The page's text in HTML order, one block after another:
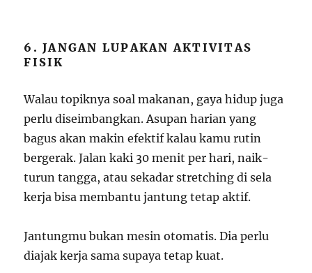
6. JANGAN LUPAKAN AKTIVITAS
FISIK
Walau topiknya soal makanan, gaya hidup juga
perlu diseimbangkan. Asupan harian yang
bagus akan makin efektif kalau kamu rutin
bergerak. Jalan kaki 30 menit per hari, naik-
turun tangga, atau sekadar stretching di sela
kerja bisa membantu jantung tetap aktif.
Jantungmu bukan mesin otomatis. Dia perlu
diajak kerja sama supaya tetap kuat.